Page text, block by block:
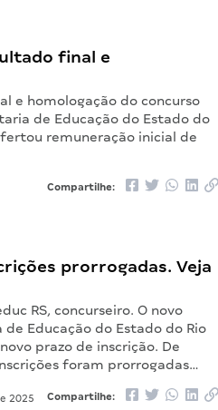
final e
e homologação do concurso
de Educação do Estado do
remuneração inicial de
Compartilhe:
prorrogadas. Veja
RS, concurseiro. O novo
Educação do Estado do Rio
prazo de inscrição. De
foram prorrogadas…
2025 Compartilhe: